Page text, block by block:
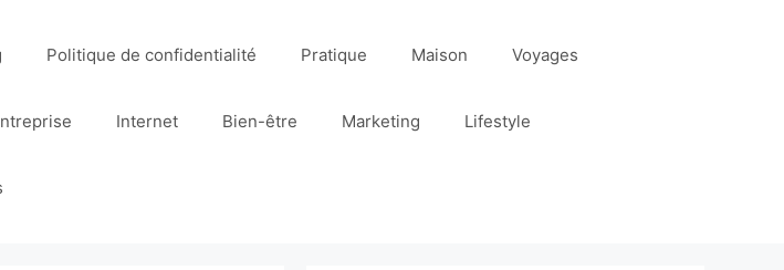
Politique de confidentialité Pratique Maison Voyages
Internet Bien-être Marketing Lifestyle